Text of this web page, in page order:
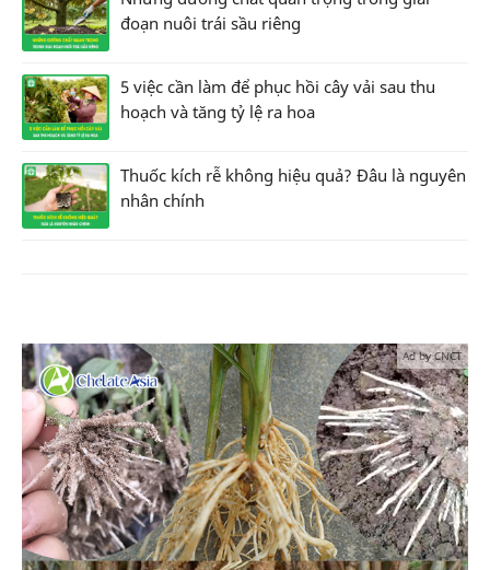
đoạn nuôi trái sầu riêng
5 việc cần làm để phục hồi cây vải sau thu
hoạch và tăng tỷ lệ ra hoa
Thuốc kích rễ không hiệu quả? Đâu là nguyên
nhân chính
Ad by CNCT